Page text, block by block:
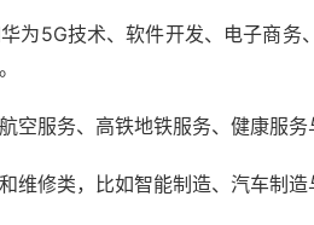
为5G技术、软件开发、电子商
空服务、高铁地铁服务、健康服务
维修类，比如智能制造、汽车制造